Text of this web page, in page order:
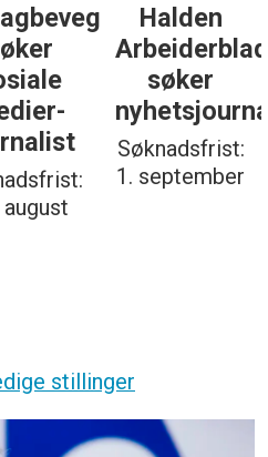
august
Halden
Arbeiderblad
søker
Søknadsfrist:
1. september
stillinger